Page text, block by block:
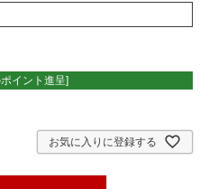
イント進呈]
お気に入りに登録する